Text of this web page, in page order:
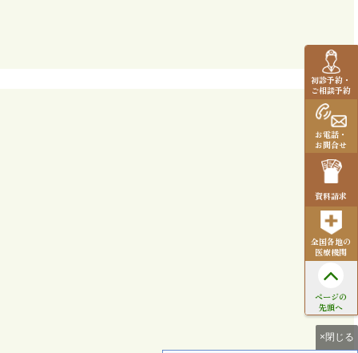
初診予約・
ご相談予約
お電話・
お問合せ
資料請求
全国各地の
医療機関
ページの
先頭へ
×閉じる